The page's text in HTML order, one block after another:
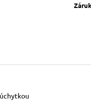
s hliníkovou